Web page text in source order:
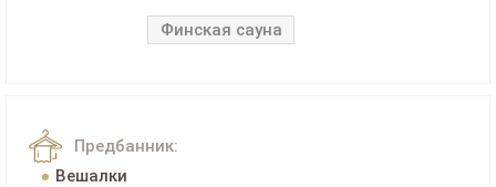
Финская сауна
Предбанник:
Вешалки